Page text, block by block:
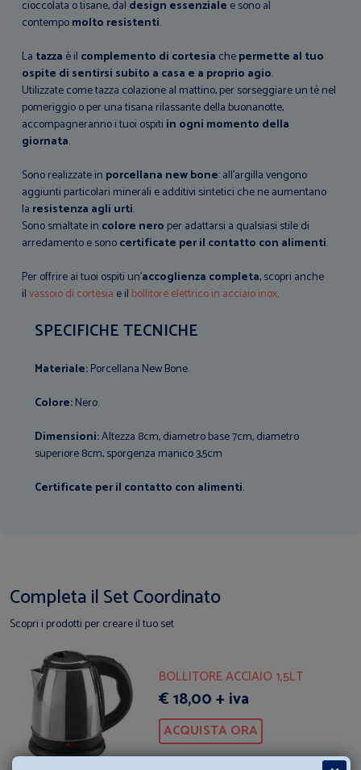
cioccolata o tisane, dal design essenziale e sono al
contempomolto resistenti.
La tazza è il complemento di cortesia chepermette al tuo
ospite di sentirsi subito a casa e a proprio agio.
Utilizzate come tazza colazione al mattino, per sorseggiare un tè nel
pomeriggio o per una tisana rilassante della buonanotte,
accompagneranno i tuoi ospiti in ogni momento della
giornata.
Sono realizzate in porcellana new bone: all’argilla vengono
aggiunti particolari minerali e additivi sintetici che ne aumentano
la resistenza agli urti.
Sono smaltate in colore nero per adattarsi a qualsiasi stile di
arredamento e sonocertificate per il contatto con alimenti.
Per offrire ai tuoi ospiti un’accoglienza completa, scopri anche
ilvassoio di cortesia e il bollitore elettrico in acciaio inox.
SPECIFICHE TECNICHE
Materiale:Porcellana New Bone.
Colore:Nero.
Dimensioni:Altezza 8cm, diametro base 7cm, diametro
superiore 8cm, sporgenza manico 3,5cm
Certificate per il contatto con alimenti.
Completa il Set Coordinato
Scopri i prodotti per creare il tuo set
BOLLITORE ACCIAIO 1,5LT
€ 18,00 + iva
ACQUISTA ORA